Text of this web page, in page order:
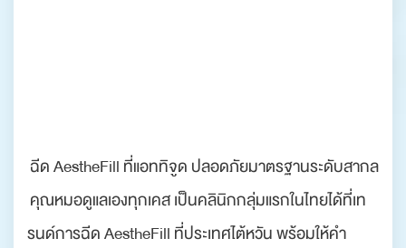
ฉีด AestheFill ที่แอททิจูด ปลอดภัยมาตรฐานระดับสากล
คุณหมอดูแลเองทุกเคส เป็นคลินิกกลุ่มแรกในไทยได้ที่เท
รนด์การฉีด AestheFill ที่ประเทศไต้หวัน พร้อมให้คำ